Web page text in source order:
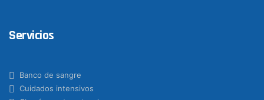
Servicios
Banco de sangre
Cuidados intensivos